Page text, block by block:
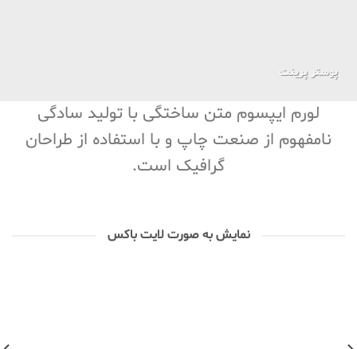
پوستر پرینت
لورم ایپسوم متن ساختگی با تولید سادگی
نامفهوم از صنعت چاپ و با استفاده از طراحان
گرافیک است.
نمایش به صورت لایت باکس